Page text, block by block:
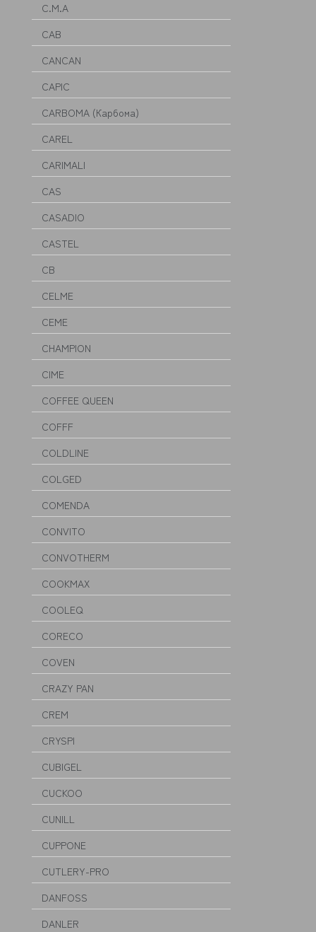
C.M.A
CAB
CANCAN
CAPIC
CARBOMA (Карбома)
CAREL
CARIMALI
CAS
CASADIO
CASTEL
CB
CELME
CEME
CHAMPION
CIME
COFFEE QUEEN
COFFF
COLDLINE
COLGED
COMENDA
CONVITO
CONVOTHERM
COOKMAX
COOLEQ
CORECO
COVEN
CRAZY PAN
CREM
CRYSPI
CUBIGEL
CUCKOO
CUNILL
CUPPONE
CUTLERY-PRO
DANFOSS
DANLER